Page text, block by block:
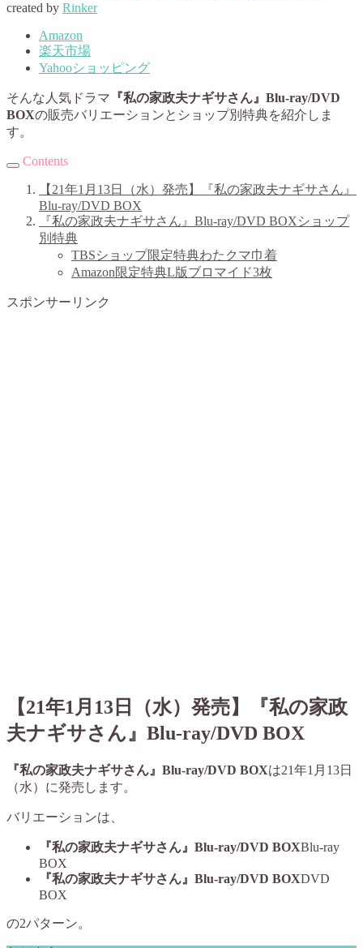
created by Rinker
Amazon
楽天市場
Yahooショッピング
そんな人気ドラマ 『私の家政夫ナギサさん』Blu-ray/DVD
BOXの販売バリエーションとショップ別特典を紹介しま
す。
Contents
【21年1月13日（水）発売】『私の家政夫ナギサさん』
Blu-ray/DVD BOX
『私の家政夫ナギサさん』Blu-ray/DVD BOXショップ
別特典
TBSショップ限定特典わたクマ巾着
Amazon限定特典L版ブロマイド3枚
スポンサーリンク
【21年1月13日（水）発売】
『私の家政
夫ナギサさん』Blu-ray/DVD BOX
『私の家政夫ナギサさん』Blu-ray/DVD BOXは21年1月13日
（水）に発売します。
バリエーションは、
『私の家政夫ナギサさん』Blu-ray/DVD BOXBlu-ray
BOX
『私の家政夫ナギサさん』Blu-ray/DVD BOXDVD
BOX
の2パターン。